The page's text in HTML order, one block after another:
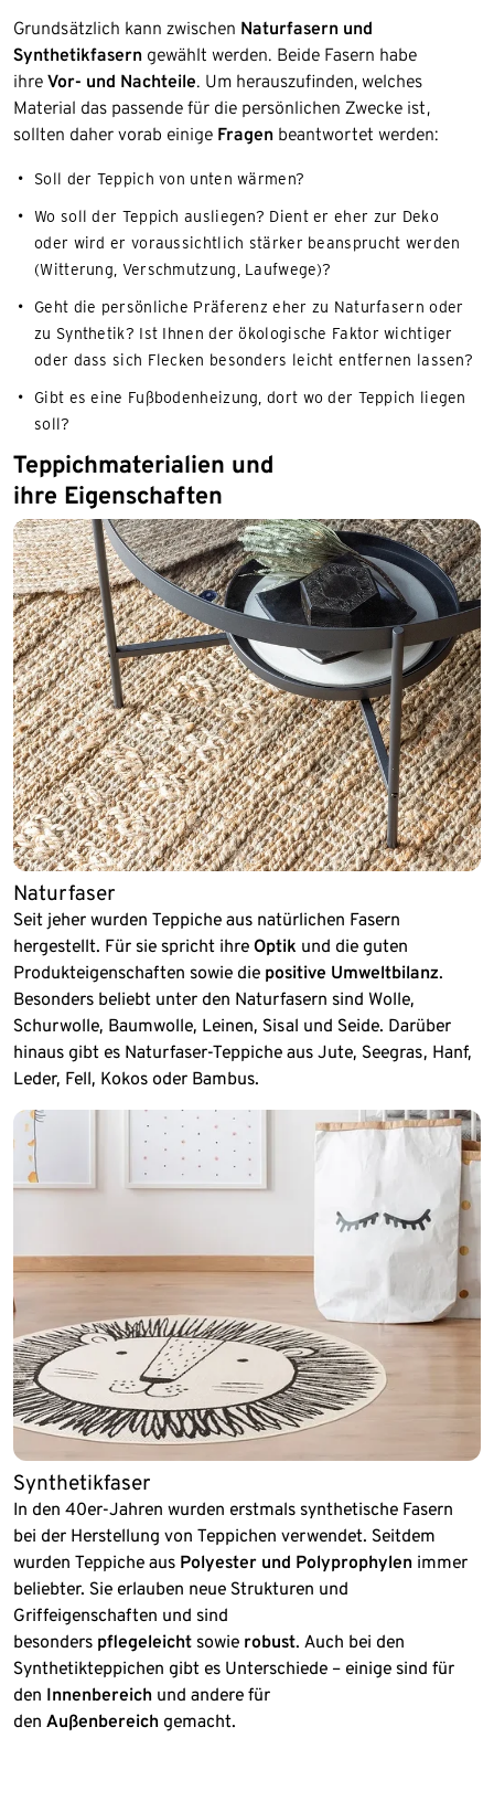
Grundsätzlich kann zwischen Naturfasern und
Synthetikfasern gewählt werden. Beide Fasern habe
ihre Vor- und Nachteile. Um herauszufinden, welches
Material das passende für die persönlichen Zwecke ist,
sollten daher vorab einige Fragen beantwortet werden:
Soll der Teppich von unten wärmen?
Wo soll der Teppich ausliegen? Dient er eher zur Deko
oder wird er voraussichtlich stärker beansprucht werden
(Witterung, Verschmutzung, Laufwege)?
Geht die persönliche Präferenz eher zu Naturfasern oder
zu Synthetik? Ist Ihnen der ökologische Faktor wichtiger
oder dass sich Flecken besonders leicht entfernen lassen?
Gibt es eine Fußbodenheizung, dort wo der Teppich liegen
soll?
Teppichmaterialien und
ihre Eigenschaften
Naturfaser
Seit jeher wurden Teppiche aus natürlichen Fasern
hergestellt. Für sie spricht ihre Optik und die guten
Produkteigenschaften sowie die positive Umweltbilanz.
Besonders beliebt unter den Naturfasern sind Wolle,
Schurwolle, Baumwolle, Leinen, Sisal und Seide. Darüber
hinaus gibt es Naturfaser-Teppiche aus Jute, Seegras, Hanf,
Leder, Fell, Kokos oder Bambus.
Synthetikfaser
In den 40er-Jahren wurden erstmals synthetische Fasern
bei der Herstellung von Teppichen verwendet. Seitdem
wurden Teppiche aus Polyester und Polyprophylen immer
beliebter. Sie erlauben neue Strukturen und
Griffeigenschaften und sind
besonders pflegeleicht sowie robust. Auch bei den
Synthetikteppichen gibt es Unterschiede – einige sind für
den Innenbereich und andere für
den Außenbereich gemacht.